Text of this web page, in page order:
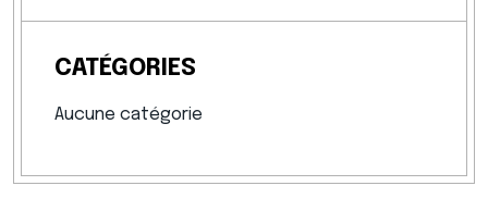
CATÉGORIES
Aucune catégorie